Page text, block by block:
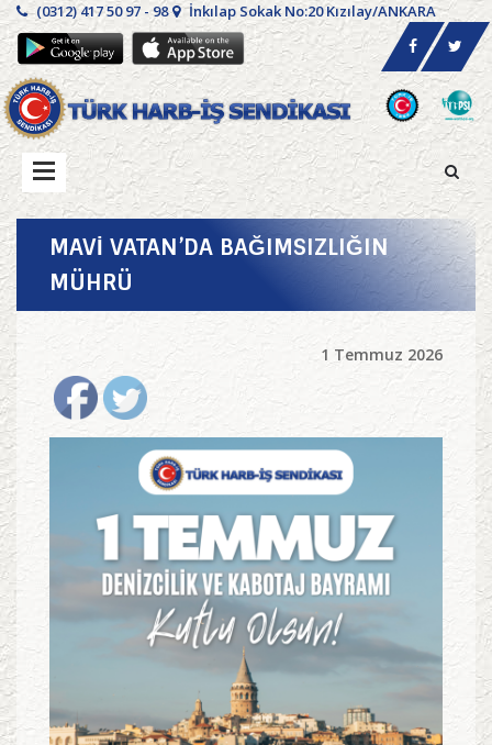
(0312) 417 50 97 - 98 İnkılap Sokak No:20 Kızılay/ANKARA
MAVİ VATAN’DA BAĞIMSIZLIĞIN
MÜHRÜ
1 Temmuz 2026